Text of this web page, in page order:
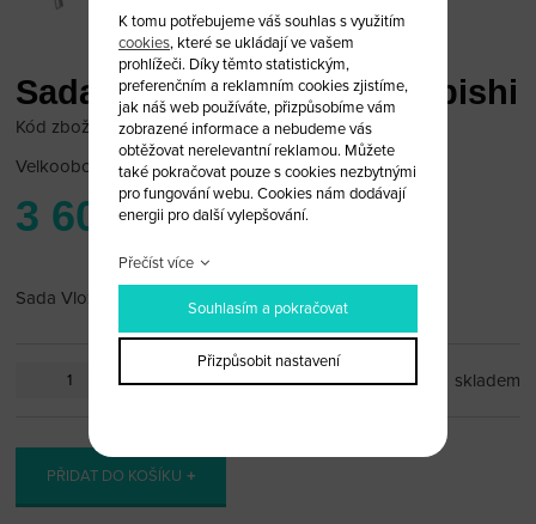
Sada Vložek zámků Mitsubishi
Kód zboží: mitsu_zam_01
Velkoobchodní cena:po přihlášení
3 600 Kč
Sada Vložek zámků Mitsubishi
ks skladem
PŘIDAT DO KOŠÍKU
K tomu potřebujeme váš souhlas s využitím
cookies, které se ukládají ve vašem
prohlížeči. Díky těmto statistickým,
preferenčním a reklamním cookies zjistíme,
jak náš web používáte, přizpůsobíme vám
zobrazené informace a nebudeme vás
obtěžovat nerelevantní reklamou. Můžete
také pokračovat pouze s cookies nezbytnými
pro fungování webu. Cookies nám dodávají
energii pro další vylepšování.
Přečíst více
Souhlasím a pokračovat
Přizpůsobit nastavení